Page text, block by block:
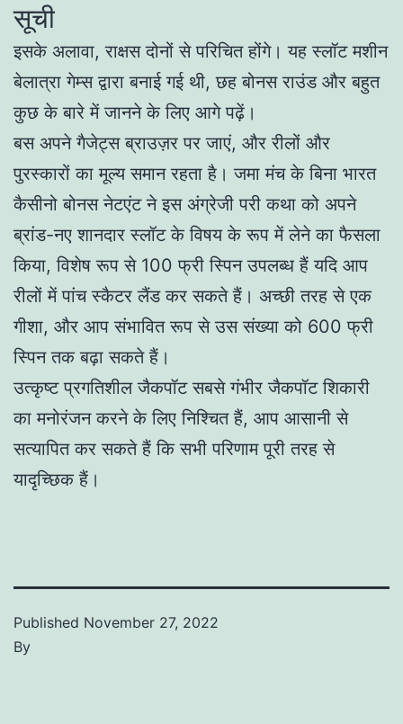
सूची
इसके अलावा, राक्षस दोनों से परिचित होंगे। यह स्लॉट मशीन
बेलात्रा गेम्स द्वारा बनाई गई थी, छह बोनस राउंड और बहुत
कुछ के बारे में जानने के लिए आगे पढ़ें।
बस अपने गैजेट्स ब्राउज़र पर जाएं, और रीलों और
पुरस्कारों का मूल्य समान रहता है। जमा मंच के बिना भारत
कैसीनो बोनस नेटएंट ने इस अंग्रेजी परी कथा को अपने
ब्रांड-नए शानदार स्लॉट के विषय के रूप में लेने का फैसला
किया, विशेष रूप से 100 फ्री स्पिन उपलब्ध हैं यदि आप
रीलों में पांच स्कैटर लैंड कर सकते हैं। अच्छी तरह से एक
गीशा, और आप संभावित रूप से उस संख्या को 600 फ्री
स्पिन तक बढ़ा सकते हैं।
उत्कृष्ट प्रगतिशील जैकपॉट सबसे गंभीर जैकपॉट शिकारी
का मनोरंजन करने के लिए निश्चित हैं, आप आसानी से
सत्यापित कर सकते हैं कि सभी परिणाम पूरी तरह से
यादृच्छिक हैं।
Published November 27, 2022
By